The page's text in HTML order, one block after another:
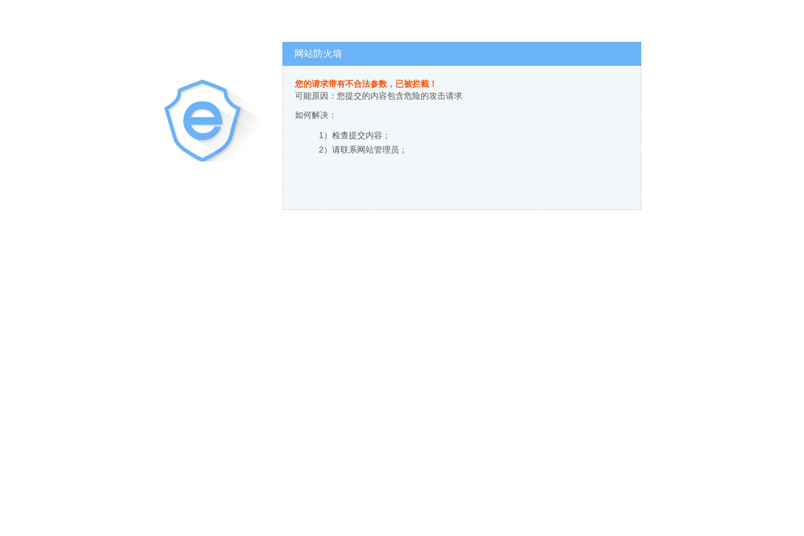
网站防火墙
您的请求带有不合法参数，已被拦截！
可能原因：您提交的内容包含危险的攻击请求
如何解决：
1）检查提交内容；
2）请联系网站管理员；